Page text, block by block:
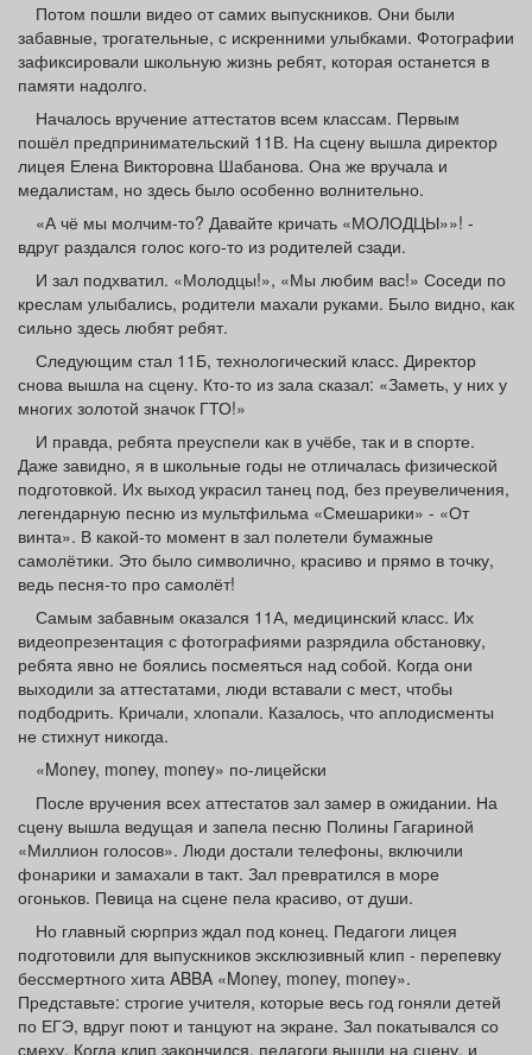
Потом пошли видео от самих выпускников. Они были
забавные, трогательные, с искренними улыбками. Фотографии
зафиксировали школьную жизнь ребят, которая останется в
памяти надолго.
Началось вручение аттестатов всем классам. Первым
пошёл предпринимательский 11В. На сцену вышла директор
лицея Елена Викторовна Шабанова. Она же вручала и
медалистам, но здесь было особенно волнительно.
«А чё мы молчим-то? Давайте кричать «МОЛОДЦЫ»»! -
вдруг раздался голос кого-то из родителей сзади.
И зал подхватил. «Молодцы!», «Мы любим вас!» Соседи по
креслам улыбались, родители махали руками. Было видно, как
сильно здесь любят ребят.
Следующим стал 11Б, технологический класс. Директор
снова вышла на сцену. Кто-то из зала сказал: «Заметь, у них у
многих золотой значок ГТО!»
И правда, ребята преуспели как в учёбе, так и в спорте.
Даже завидно, я в школьные годы не отличалась физической
подготовкой. Их выход украсил танец под, без преувеличения,
легендарную песню из мультфильма «Смешарики» - «От
винта». В какой-то момент в зал полетели бумажные
самолётики. Это было символично, красиво и прямо в точку,
ведь песня-то про самолёт!
Самым забавным оказался 11А, медицинский класс. Их
видеопрезентация с фотографиями разрядила обстановку,
ребята явно не боялись посмеяться над собой. Когда они
выходили за аттестатами, люди вставали с мест, чтобы
подбодрить. Кричали, хлопали. Казалось, что аплодисменты
не стихнут никогда.
«Money, money, money» по-лицейски
После вручения всех аттестатов зал замер в ожидании. На
сцену вышла ведущая и запела песню Полины Гагариной
«Миллион голосов». Люди достали телефоны, включили
фонарики и замахали в такт. Зал превратился в море
огоньков. Певица на сцене пела красиво, от души.
Но главный сюрприз ждал под конец. Педагоги лицея
подготовили для выпускников эксклюзивный клип - перепевку
бессмертного хита ABBA «Money, money, money».
Представьте: строгие учителя, которые весь год гоняли детей
по ЕГЭ, вдруг поют и танцуют на экране. Зал покатывался со
смеху. Когда клип закончился, педагоги вышли на сцену, и